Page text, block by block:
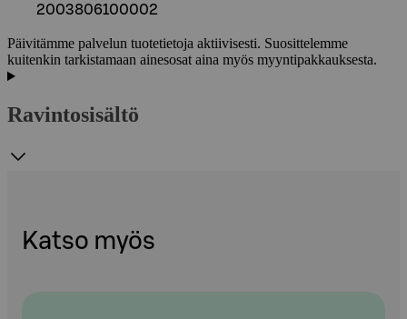
2003806100002
Päivitämme palvelun tuotetietoja aktiivisesti. Suosittelemme
kuitenkin tarkistamaan ainesosat aina myös myyntipakkauksesta.
Ravintosisältö
Katso myös